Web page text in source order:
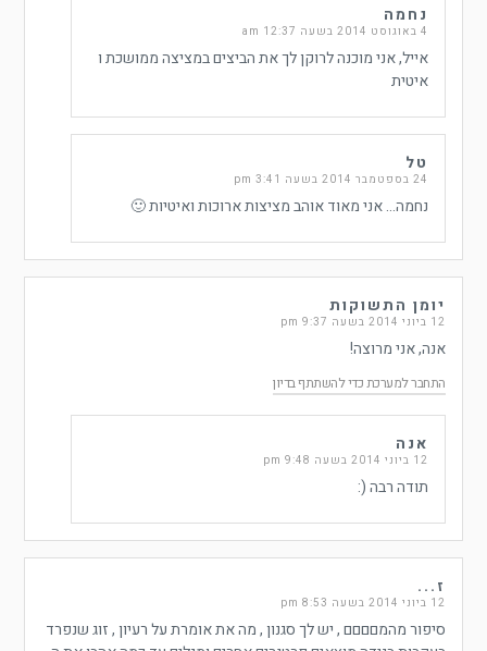
נחמה
4 באוגוסט 2014 בשעה 12:37 am
אייל, אני מוכנה לרוקן לך את הביצים במציצה ממושכת ו
איטית
טל
24 בספטמבר 2014 בשעה 3:41 pm
נחמה… אני מאוד אוהב מציצות ארוכות ואיטיות 🙂
יומן התשוקות
12 ביוני 2014 בשעה 9:37 pm
אנה, אני מרוצה!
התחבר למערכת כדי להשתתף בדיון
אנה
12 ביוני 2014 בשעה 9:48 pm
תודה רבה (:
ז...
12 ביוני 2014 בשעה 8:53 pm
סיפור מהמםםםם , יש לך סגנון , מה את אומרת על רעיון , זוג שנפרד